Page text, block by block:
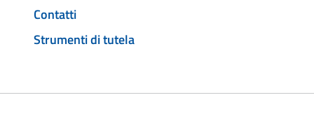
Contatti
Strumenti di tutela